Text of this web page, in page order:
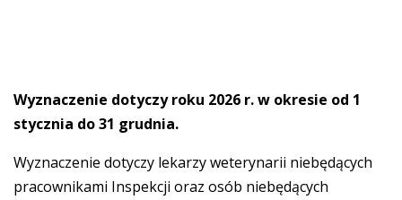
Wyznaczenie dotyczy roku 2026 r. w okresie od 1
stycznia do 31 grudnia.
Wyznaczenie dotyczy lekarzy weterynarii niebędących
pracownikami Inspekcji oraz osób niebędących